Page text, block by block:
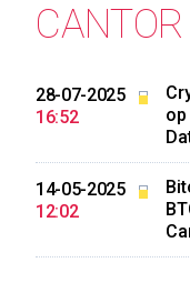
CANTOR
28-07-2025
16:52
14-05-2025
12:02